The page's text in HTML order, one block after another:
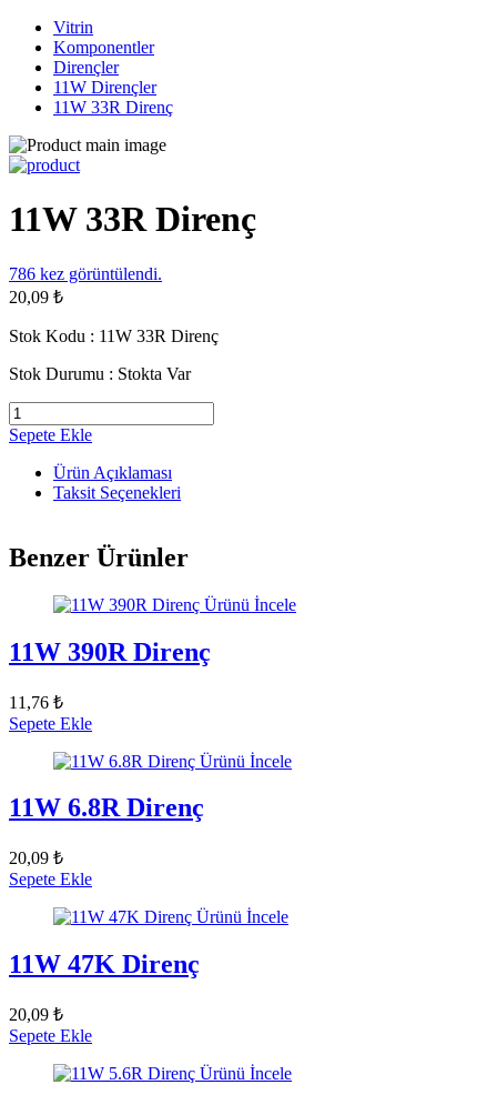
Vitrin
Komponentler
Dirençler
11W Dirençler
11W 33R Direnç
11W 33R Direnç
786 kez görüntülendi.
20,09 ₺
Stok Kodu : 11W 33R Direnç
Stok Durumu : Stokta Var
Sepete Ekle
Ürün Açıklaması
Taksit Seçenekleri
Benzer Ürünler
Ürünü İncele
11W 390R Direnç
11,76 ₺
Sepete Ekle
Ürünü İncele
11W 6.8R Direnç
20,09 ₺
Sepete Ekle
Ürünü İncele
11W 47K Direnç
20,09 ₺
Sepete Ekle
Ürünü İncele